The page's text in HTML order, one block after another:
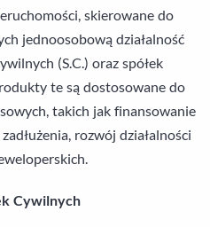
skierowane do
jednoosobową działalność
(S.C.) oraz spółek
te są dostosowane do
takich jak finansowanie
rozwój działalności
Cywilnych